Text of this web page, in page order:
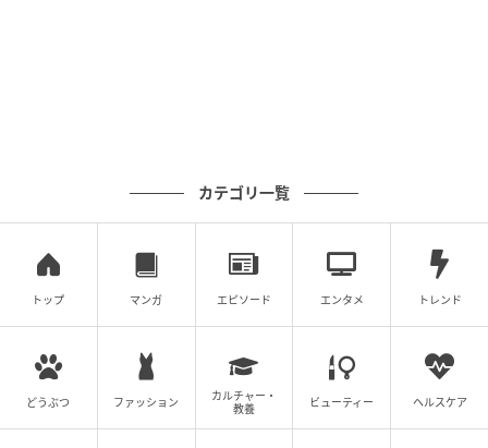
カテゴリ一覧
トップ マンガ エピソード エンタメ トレンド
どうぶつ ファッション
カルチャー・
教養
ビューティー ヘルスケア